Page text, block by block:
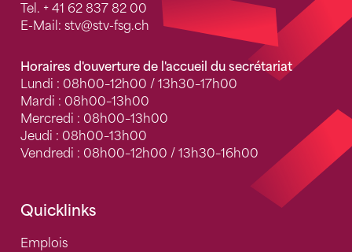
Tel. + 41 62 837 82 00
E-Mail: stv@stv-fsg.ch
Horaires d'ouverture de l'accueil du secrétariat
Lundi : 08h00–12h00 / 13h30–17h00
Mardi : 08h00–13h00
Mercredi : 08h00–13h00
Jeudi : 08h00–13h00
Vendredi : 08h00–12h00 / 13h30–16h00
Quicklinks
Emplois